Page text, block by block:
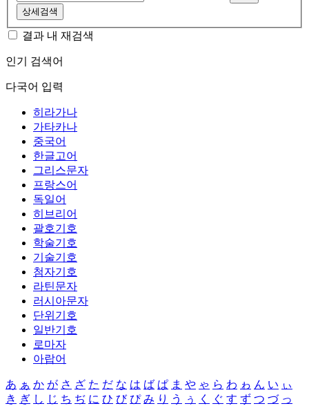
상세검색
결과 내 재검색
인기 검색어
다국어 입력
히라가나
가타카나
중국어
한글고어
그리스문자
프랑스어
독일어
히브리어
괄호기호
학술기호
기술기호
첨자기호
라틴문자
러시아문자
단위기호
일반기호
로마자
아랍어
あ ぁ か が さ ざ た だ な は ば ぱ ま や ゃ ら わ ゎ ん い ぃ
き ぎ し じ ち ぢ に ひ び ぴ み り う ぅ く ぐ す ず つ づ っ